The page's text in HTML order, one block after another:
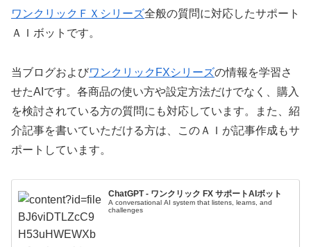
ワンクリックＦＸシリーズ全般の質問に対応したサポート
ＡＩボットです。
当ブログおよびワンクリックFXシリーズの情報を学習さ
せたAIです。各商品の使い方や設定方法だけでなく、購入
を検討されている方の質問にも対応しています。また、紹
介記事を書いていただける方は、このＡＩが記事作成もサ
ポートしています。
ChatGPT - ワンクリック FX サポートAIボット
A conversational AI system that listens, learns, and
challenges